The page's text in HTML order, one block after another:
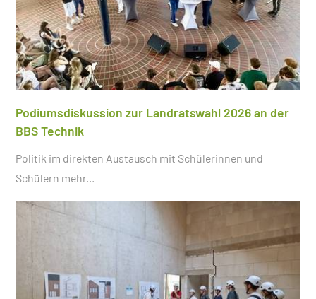
Podiumsdiskussion zur Landratswahl 2026 an der
BBS Technik
Politik im direkten Austausch mit Schülerinnen und
Schülern mehr...